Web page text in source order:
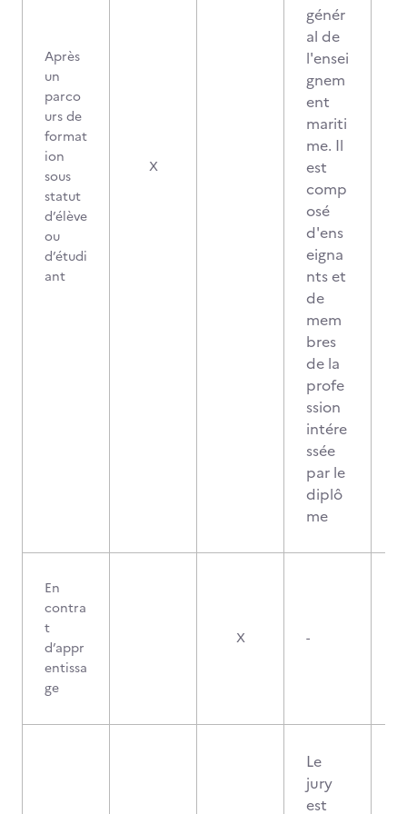
Après
un
parco
urs de
format
ion
sous
statut
d’élève
ou
d’étudi
ant
X
génér
al de
l'ensei
gnem
ent
mariti
me. Il
est
comp
osé
d'ens
eigna
nts et
de
mem
bres
de la
profe
ssion
intére
ssée
par le
diplô
me
En
contra
t
d’appr
entissa
ge
X -
Le
jury
est